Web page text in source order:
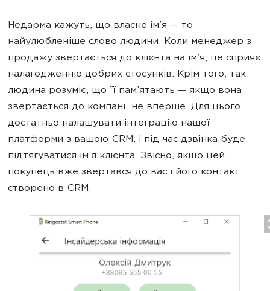
Недарма кажуть, що власне ім’я — то
найулюбленіше слово людини. Коли менеджер з
продажу звертається до клієнта на ім’я, це сприяє
налагодженню добрих стосунків. Крім того, так
людина розуміє, що її пам’ятають — якщо вона
звертається до компанії не вперше. Для цього
достатньо налашувати інтеграцію нашої
платформи з вашою CRM, і під час дзвінка буде
підтягуватися ім’я клієнта. Звісно, якщо цей
покупець вже звертався до вас і його контакт
створено в CRM.